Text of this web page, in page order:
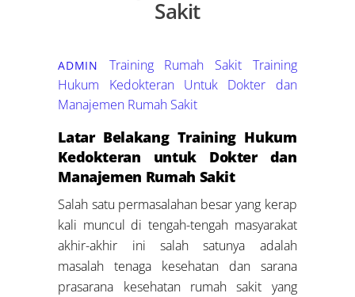
Sakit
ADMIN Training Rumah Sakit
Training
Hukum Kedokteran Untuk Dokter dan
Manajemen Rumah Sakit
Latar Belakang Training Hukum
Kedokteran untuk Dokter dan
Manajemen Rumah Sakit
Salah satu permasalahan besar yang kerap
kali muncul di tengah-tengah masyarakat
akhir-akhir ini salah satunya adalah
masalah tenaga kesehatan dan sarana
prasarana kesehatan rumah sakit yang